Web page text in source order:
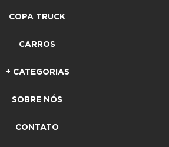
COPA TRUCK
CARROS
+ CATEGORIAS
SOBRE NÓS
CONTATO